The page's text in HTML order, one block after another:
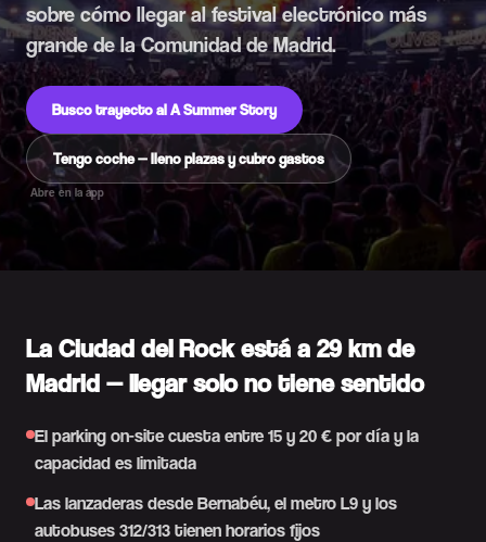
sobre cómo llegar al festival electrónico más
grande de la Comunidad de Madrid.
Busco trayecto al A Summer Story
Tengo coche — lleno plazas y cubro gastos
Abre en la app
La Ciudad del Rock está a 29 km de
Madrid — llegar solo no tiene sentido
El parking on-site cuesta entre 15 y 20 € por día y la
capacidad es limitada
Las lanzaderas desde Bernabéu, el metro L9 y los
autobuses 312/313 tienen horarios fijos